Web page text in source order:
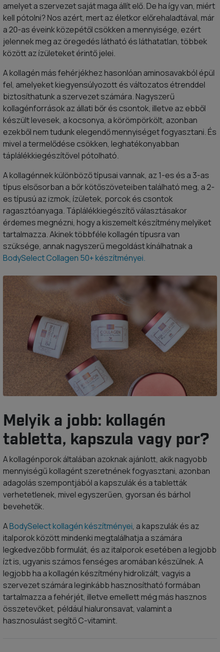
amelyet a szervezet saját maga állít elő. De ha így van, miért
kell pótolni? Nos azért, mert az életkor előrehaladtával, már
a 20-as éveink közepétől csökken a mennyisége, ezért
jelennek meg az öregedés látható és láthatatlan, többek
között az ízületeket érintő jelei.
A kollagén más fehérjékhez hasonlóan aminosavakból épül
fel, amelyeket kiegyensúlyozott és változatos étrenddel
biztosíthatunk a szervezet számára. Nagyszerű
kollagénforrások az állati bőr és csontok, illetve az ebből
készült levesek, a kocsonya, a körömpörkölt, azonban
ezekből nem tudunk elegendő mennyiséget fogyasztani. És
mivel a termelődése csökken, leghatékonyabban
táplálékkiegészítővel pótolható.
A kollagénnek különböző típusai vannak, az 1-es és a 3-as
típus elsősorban a bőr kötőszöveteiben található meg, a 2-
es típusú az izmok, ízületek, porcok és csontok
ragasztóanyaga. Táplálékkiegészítő választásakor
érdemes megnézni, hogy a kiszemelt készítmény melyiket
tartalmazza. Akinek többféle kollagén típusra van
szüksége, annak nagyszerű megoldást kínálhatnak a
BodySelect Collagen 50+ készítményei.
Melyik a jobb: kollagén
tabletta, kapszula vagy por?
A kollagénporok általában azoknak ajánlott, akik nagyobb
mennyiségű kollagént szeretnének fogyasztani, azonban
adagolás szempontjából a kapszulák és a tabletták
verhetetlenek, mivel egyszerűen, gyorsan és bárhol
bevehetők.
ABodySelect kollagén készítményei, a kapszulák és az
italporok között mindenki megtalálhatja a számára
legkedvezőbb formulát, és az italporok esetében a legjobb
ízt is, ugyanis számos fenséges aromában készülnek. A
legjobb ha a kollagén készítmény hidrolizált, vagyis a
szervezet számára leginkább hasznosítható formában
tartalmazza a fehérjét, illetve emellett még más hasznos
összetevőket, például hialuronsavat, valamint a
hasznosulást segítő C-vitamint.